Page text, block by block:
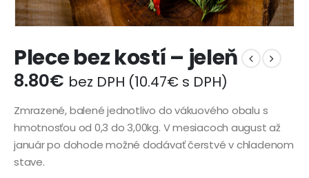
Plece bez kostí – jeleň
8.80€ bez DPH (10.47€ s DPH)
Zmrazené, balené jednotlivo do vákuového obalu s
hmotnosťou od 0,3 do 3,00kg. V mesiacoch august až
január po dohode možné dodávať čerstvé v chladenom
stave.